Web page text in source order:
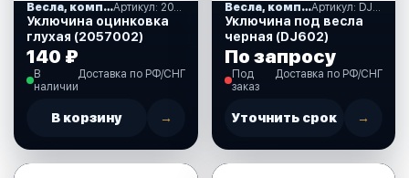
Весла, комплектующие Артикул: 2057002
Уключина оцинковка
глухая (2057002)
140 ₽
В
наличии
Доставка по РФ/СНГ
В корзину →
Весла, комплектующие Артикул: DJ602
Уключина под весла
черная (DJ602)
По запросу
Под
заказ
Доставка по РФ/СНГ
Уточнить срок →